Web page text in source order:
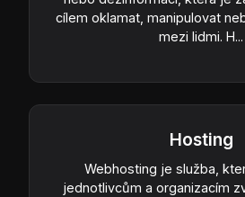
cílem oklamat, manipulovat
mezi lidmi. H...
Hosting
Webhosting je služba,
jednotlivcům a organizacím